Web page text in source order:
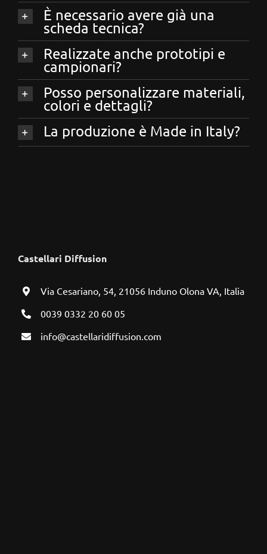
È necessario avere già una
scheda tecnica?
Realizzate anche prototipi e
campionari?
Posso personalizzare materiali,
colori e dettagli?
La produzione è Made in Italy?
Castellari Diffusion
Via Cesariano, 54, 21056 Induno Olona VA, Italia
0039 0332 20 60 05
info@castellaridiffusion.com